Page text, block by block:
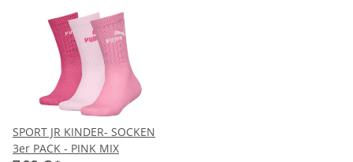
SPORT JR KINDER- SOCKEN
3er PACK - PINK MIX